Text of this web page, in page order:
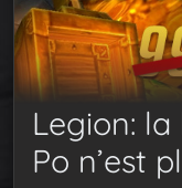
Legion:
Po n’est